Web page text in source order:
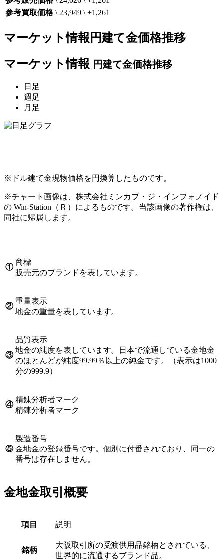
参考買取価格 \ 23,949 \ +1,261
マーケット情報 円建て金価格推移
マーケット情報 円建て金価格推移
日足
週足
月足
※ドル建て金現物価格を円換算したものです。
※チャート画像は、株式会社ミンカブ・ジ・インフォノイド
の Win-Station（Ｒ）によるものです。当該画像の著作権は、
同社に帰属します。
①
商標
販売元のブランドを表しています。
②
重量表示
地金の重量を表しています。
③
品質表示
地金の純度を表しています。日本で流通している金地金
のほとんどが純度99.99％以上の純金です。（表示は1000
分の999.9）
④
精錬分析者マーク
精錬分析者マーク
⑤
製造番号
金地金の登録番号です。個別に付番されており、同一の
番号は存在しません。
金地金取引概要
項目 説明
銘柄
大阪取引所の受渡供用品銘柄とされている、
世界的に流通するブランド品。